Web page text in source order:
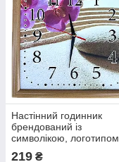
Настінний годинник
брендований із
символікою, логотипом
219 ₴